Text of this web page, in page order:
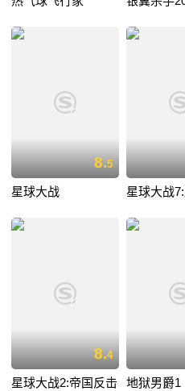
8.5
星球大战 星球大战
8.4
星球大战2:帝国反击
地狱男爵1